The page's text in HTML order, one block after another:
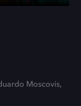
Moscovis,